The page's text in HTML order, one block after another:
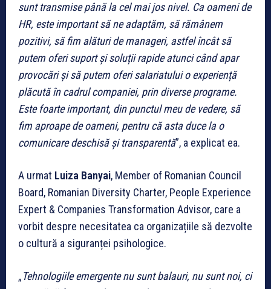
sunt transmise până la cel mai jos nivel. Ca oameni de
HR, este important să ne adaptăm, să rămânem
pozitivi, să fim alături de manageri, astfel încât să
putem oferi suport și soluții rapide atunci când apar
provocări și să putem oferi salariatului o experiență
plăcută în cadrul companiei, prin diverse programe.
Este foarte important, din punctul meu de vedere, să
fim aproape de oameni, pentru că asta duce la o
comunicare deschisă și transparentă”, a explicat ea.
A urmat Luiza Banyai, Member of Romanian Council
Board, Romanian Diversity Charter, People Experience
Expert & Companies Transformation Advisor, care a
vorbit despre necesitatea ca organizațiile să dezvolte
o cultură a siguranței psihologice.
„Tehnologiile emergente nu sunt balauri, nu sunt noi, ci